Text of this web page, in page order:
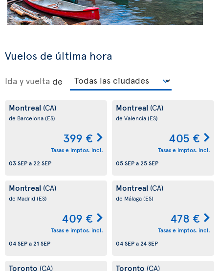
Vuelos de última hora
Ida y vuelta de
Montreal (CA)
de Barcelona(ES)
399 €
Tasas e imptos. incl.
03 SEPa22 SEP
Montreal (CA)
de Valencia(ES)
405 €
Tasas e imptos. incl.
05 SEPa25 SEP
Montreal (CA)
de Madrid(ES)
409 €
Tasas e imptos. incl.
04 SEPa21 SEP
Montreal (CA)
de Málaga(ES)
478 €
Tasas e imptos. incl.
04 SEPa24 SEP
Toronto (CA) Toronto (CA)